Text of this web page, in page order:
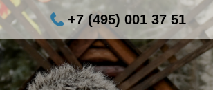
+7 (495) 001 37 51